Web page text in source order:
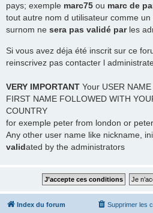
pays; exemple marc75 ou marc de
tout autre nom d utilisateur comme
surnom ne sera pas validé parles
Si vous avez déja été inscrit sur ce
reinscrivez pas contacter l
VERY IMPORTANT Your USER
FIRST NAME FOLLOWED WITH
COUNTRY
for exemple peter from london or
Any other user name like nickname,
validated by the administrators
Index du forum Supprimer les